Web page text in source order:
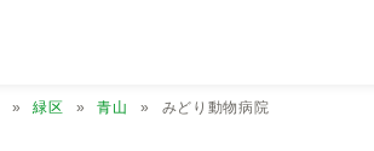
緑区 青山 みどり動物病院